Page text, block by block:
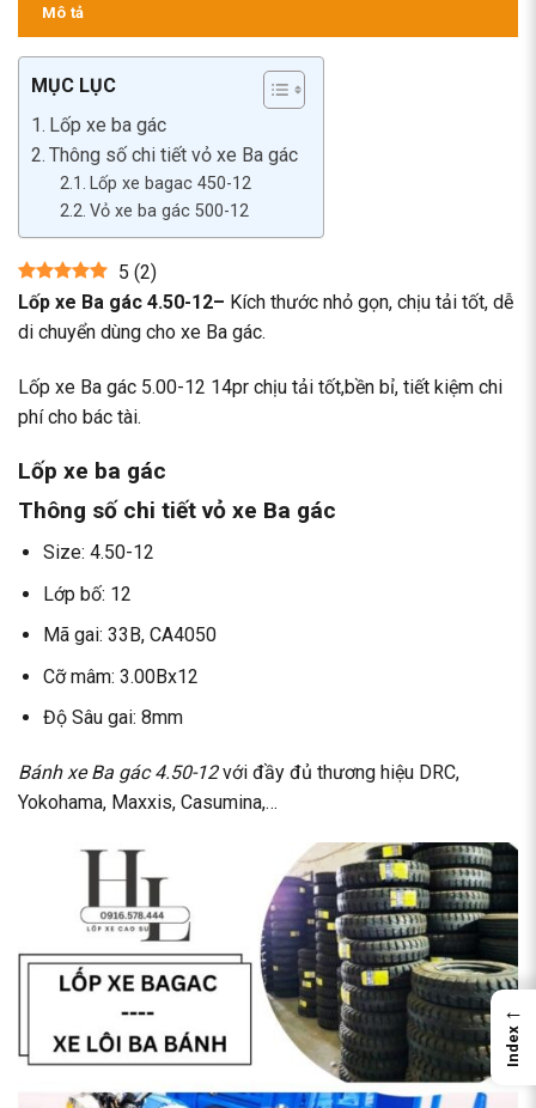
Mô tả
MỤC LỤC
Lốp xe ba gác
Thông số chi tiết vỏ xe Ba gác
Lốp xe bagac 450-12
Vỏ xe ba gác 500-12
5 (2)
Lốp xe Ba gác 4.50-12– Kích thước nhỏ gọn, chịu tải tốt, dễ
di chuyển dùng cho xe Ba gác.
Lốp xe Ba gác 5.00-12 14pr chịu tải tốt,bền bỉ, tiết kiệm chi
phí cho bác tài.
Lốp xe ba gác
Thông số chi tiết vỏ xe Ba gác
Size: 4.50-12
Lớp bố: 12
Mã gai: 33B, CA4050
Cỡ mâm: 3.00Bx12
Độ Sâu gai: 8mm
Bánh xe Ba gác4.50-12với đầy đủ thương hiệu DRC,
Yokohama, Maxxis, Casumina,…
←
Index